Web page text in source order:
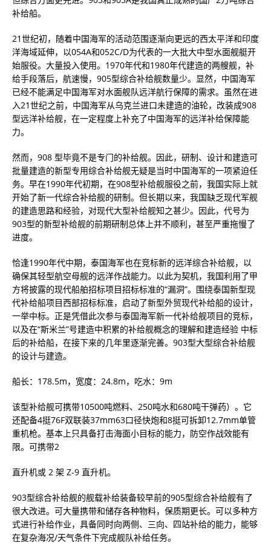
补给船。
21世纪初，随着中国海军的活动范围逐渐向更远的西太平洋和印度
洋海域延伸，以054A和052C/D为代表的一大批大中型水面舰艇开
始服役。大量投入使用。1970年代和1980年代建造的两艘舰，补
给手段落后，航速慢，905型综合补给舰数量少。显然，中国海军
已经不能满足中国海军对水面舰队远洋航行保障的需求。虽然在进
入21世纪之前，中国海军从乌克兰进口未建造的油轮，改装成908
型远洋补给舰，在一定程度上补充了中国海军的远洋补给保障能
力。
然而，908 型毕竟不是专门的补给舰。因此，研制、设计和建造可
批量建造的新型专用综合补给舰无疑是当时中国海军的一项紧迫任
务。早在1990年代初期，在908型补给舰服役之前，我国实际上就
开始了新一代综合补给舰的研制。但长期以来，我国缺乏现代军舰
的建造思路和经验，对现代大型补给舰知之甚少。因此，代号为
903型的新型补给舰的前期研制总体上并不顺利，甚至严重拖慢了
进度。
恰逢1990年代中期，泰国海军也在竞标新的远洋综合补给舰，以
确保其轻型航空母舰的远洋作战能力。以此为契机，我国利用了甲
方将披露的现代船舶招标项目招标标准的“漏洞”。围绕泰国新型现
代补给船项目西部招标标准，启动了新型外贸现代补给船的设计，
一举中标。正是凭借此次参与泰国海军新一代补给舰项目的竞标，
以及在“斯米兰”号建造中积累的补给舰概念的理解和建造经验 中标
后的补给船，在接下来的几年里逐渐完善。903型大型综合补给舰
的设计与建造。
船长：178.5m，宽度：24.8m，吃水：9m
该型补给舰可携带10500吨燃料、250吨水和680吨干弹药）。它
还配备4挺76F双联装37mm63口径快炮和8挺可拆卸12.7mm单管
重机枪。基本上只具备打击海面小目标的能力，防空作战效能有
限。可携带2
直升机或 2 架 Z-9 直升机。
903型综合补给舰的舰载补给装备较早前的905型综合补给舰有了
很大改进。可大量携带和储存各种物料，保质期更长。可以多种方
式进行补给作业，具备同时向两侧、三向、四站补给的能力，能够
在复杂海况/天气条件下完成舰队补给任务。